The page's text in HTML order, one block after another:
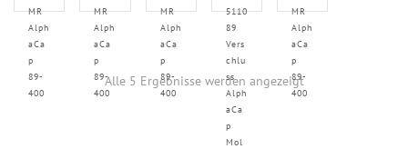
MR
Alph
aCa
p
89-
400
MR
Alph
aCa
p
89-
400
MR
Alph
aCa
p
89-
400
5110
89
Vers
chlu
ss
Alph
aCa
p
Mol
MR
Alph
aCa
p
89-
400
Alle 5 Ergebnisse werden angezeigt